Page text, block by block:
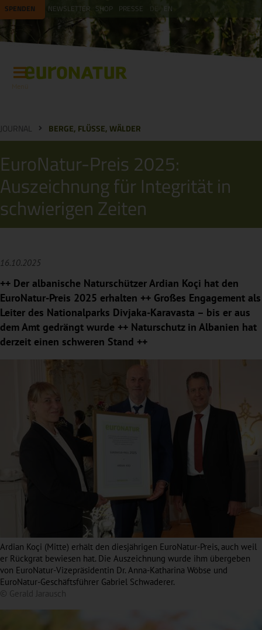
SPENDEN NEWSLETTER SHOP PRESSE EN
JOURNAL BERGE, FLÜSSE, WÄLDER
EuroNatur-Preis 2025:
Auszeichnung für Integrität in
schwierigen Zeiten
16.10.2025
++ Der albanische Naturschützer Ardian Koçi hat den
EuroNatur-Preis 2025 erhalten ++ Großes Engagement als
Leiter des Nationalparks Divjaka-Karavasta – bis er aus
dem Amt gedrängt wurde ++ Naturschutz in Albanien hat
derzeit einen schweren Stand ++
Ardian Koçi (Mitte) erhält den diesjährigen EuroNatur-Preis, auch weil
er Rückgrat bewiesen hat. Die Auszeichnung wurde ihm übergeben
von EuroNatur-Vizepräsidentin Dr. Anna-Katharina Wöbse und
EuroNatur-Geschäftsführer Gabriel Schwaderer.
© Gerald Jarausch